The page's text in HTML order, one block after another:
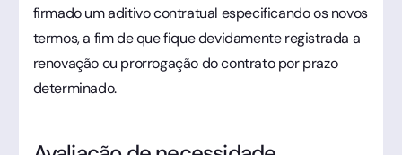
firmado um aditivo contratual especificando os novos
termos, a fim de que fique devidamente registrada a
renovação ou prorrogação do contrato por prazo
determinado.